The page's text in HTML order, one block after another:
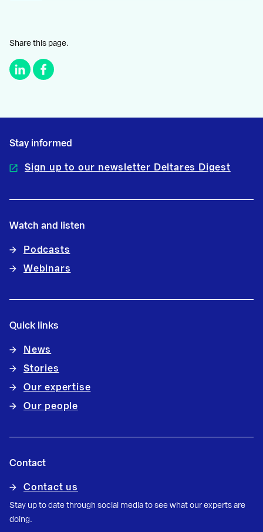
Share this page.
Stay informed
Sign up to our newsletter Deltares Digest
Watch and listen
Podcasts
Webinars
Quick links
News
Stories
Our expertise
Our people
Contact
Contact us
Stay up to date through social media to see what our experts are
doing.